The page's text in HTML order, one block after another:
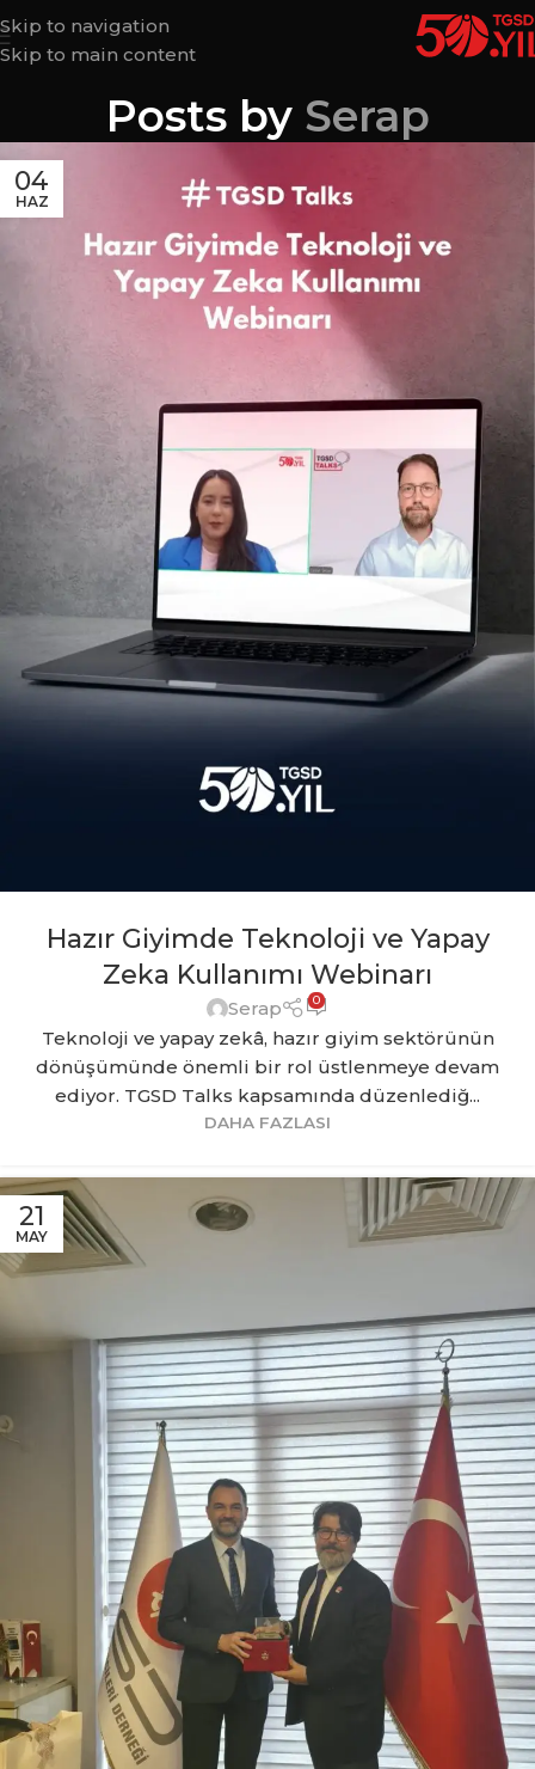
Skip to navigation
Skip to main content
Posts by Serap
04
HAZ
Hazır Giyimde Teknoloji ve Yapay
Zeka Kullanımı Webinarı
Serap 0
Teknoloji ve yapay zekâ, hazır giyim sektörünün
dönüşümünde önemli bir rol üstlenmeye devam
ediyor. TGSD Talks kapsamında düzenlediğ...
DAHA FAZLASI
21
MAY